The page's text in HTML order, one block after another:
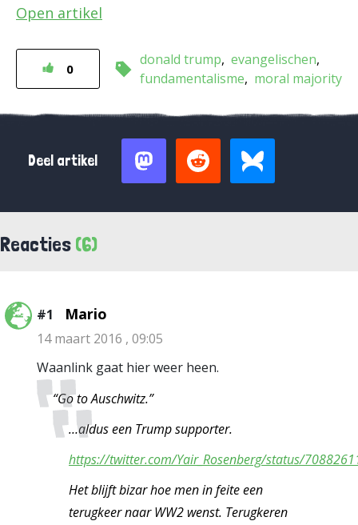
Open artikel
0
donald trump evangelischen
fundamentalisme
moral majority
Deel artikel
Reacties (6)
#1 Mario
14 maart 2016 , 09:05
Waanlink gaat hier weer heen.
“Go to Auschwitz.”
…aldus een Trump supporter.
https://twitter.com/Yair_Rosenberg/status/
Het blijft bizar hoe men in feite een
terugkeer naar WW2 wenst. Terugkeren